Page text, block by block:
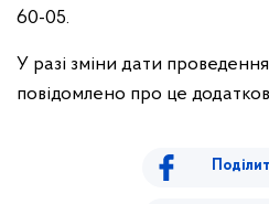
60-05.
У разі зміни дати
повідомлено про це